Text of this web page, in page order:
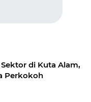
di Kuta Alam,
Perkokoh